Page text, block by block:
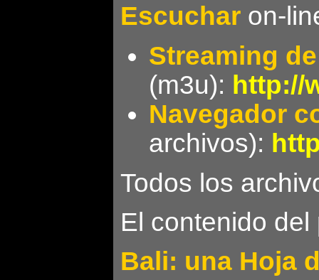
Escuchar on-
Streaming
(m3u): http://
Navegador
archivos):
Todos los
El contenido
Bali: una Hoja